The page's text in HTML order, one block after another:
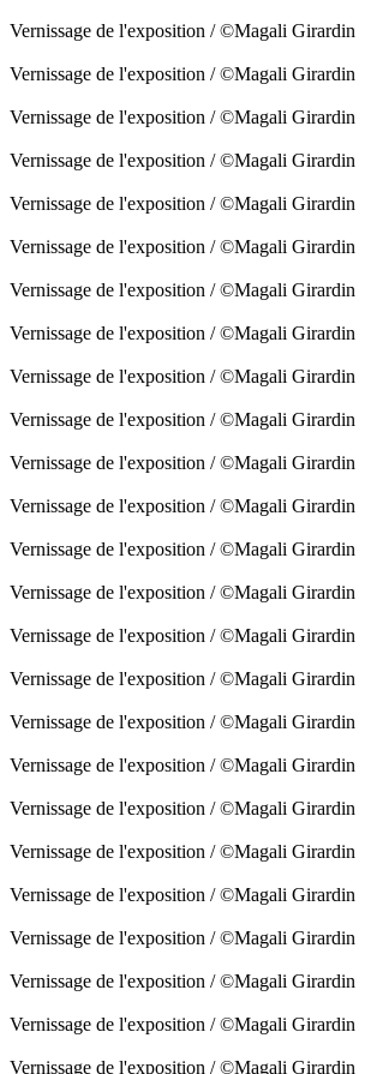
Vernissage de l'exposition / ©Magali Girardin
Vernissage de l'exposition / ©Magali Girardin
Vernissage de l'exposition / ©Magali Girardin
Vernissage de l'exposition / ©Magali Girardin
Vernissage de l'exposition / ©Magali Girardin
Vernissage de l'exposition / ©Magali Girardin
Vernissage de l'exposition / ©Magali Girardin
Vernissage de l'exposition / ©Magali Girardin
Vernissage de l'exposition / ©Magali Girardin
Vernissage de l'exposition / ©Magali Girardin
Vernissage de l'exposition / ©Magali Girardin
Vernissage de l'exposition / ©Magali Girardin
Vernissage de l'exposition / ©Magali Girardin
Vernissage de l'exposition / ©Magali Girardin
Vernissage de l'exposition / ©Magali Girardin
Vernissage de l'exposition / ©Magali Girardin
Vernissage de l'exposition / ©Magali Girardin
Vernissage de l'exposition / ©Magali Girardin
Vernissage de l'exposition / ©Magali Girardin
Vernissage de l'exposition / ©Magali Girardin
Vernissage de l'exposition / ©Magali Girardin
Vernissage de l'exposition / ©Magali Girardin
Vernissage de l'exposition / ©Magali Girardin
Vernissage de l'exposition / ©Magali Girardin
Vernissage de l'exposition / ©Magali Girardin